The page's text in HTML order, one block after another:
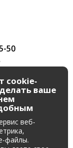
50
cookie-
ваше
веб-
файлы.